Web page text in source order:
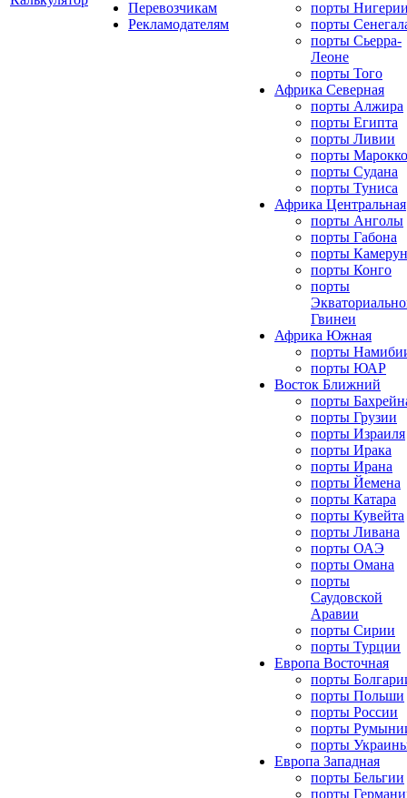
Перевозчикам
Рекламодателям
порты
порты
порты Сьерра-
Леоне
порты Того
Африка Северная
порты Алжира
порты Египта
порты Ливии
порты Марокко
порты Судана
порты Туниса
Африка Центральная
порты Анголы
порты Габона
порты
порты Конго
порты
Гвинеи
Африка Южная
порты
порты ЮАР
Восток Ближний
порты
порты Грузии
порты Израиля
порты Ирака
порты Ирана
порты Йемена
порты Катара
порты Кувейта
порты Ливана
порты ОАЭ
порты Омана
порты
Саудовской
Аравии
порты Сирии
порты Турции
Европа Восточная
порты
порты Польши
порты России
порты
порты
Европа Западная
порты Бельгии
порты